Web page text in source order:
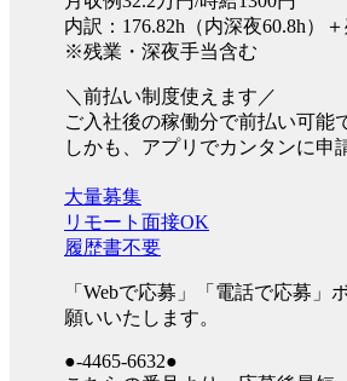
内訳：176.82h（内深夜60.8h）
※残業・深夜手当含む
＼前払い制度使えます／
ご入社後の稼働分で前払い可能
しかも、アプリでカンタンに申
大量募集
リモート面接OK
履歴書不要
「Webで応募」「電話で応募」
願いいたします。
●-4465-6632●